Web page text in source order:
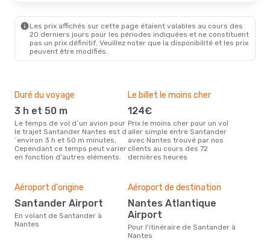
Les prix affichés sur cette page étaient valables au cours des
20 derniers jours pour les périodes indiquées et ne constituent
pas un prix définitif. Veuillez noter que la disponibilité et les prix
peuvent être modifiés.
Duré du voyage
3 h et 50 m
Le temps de vol d´un avion pour
le trajet Santander Nantes est d
´environ 3 h et 50 m minutes,
Cependant ce temps peut varier
en fonction d'autres eléments.
Le billet le moins cher
124€
Prix le moins cher pour un vol
aller simple entre Santander
avec Nantes trouvé par nos
clients au cours des 72
dernières heures
Aéroport d'origine
Santander Airport
En volant de Santander à
Nantes
Aéroport de destination
Nantes Atlantique
Airport
Pour l'itinéraire de Santander à
Nantes